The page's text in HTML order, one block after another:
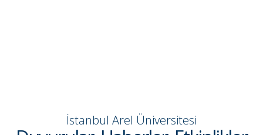
İstanbul Arel Üniversitesi